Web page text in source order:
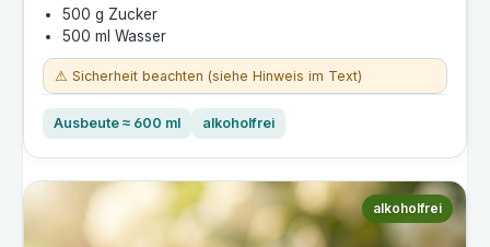
500 g Zucker
500 ml Wasser
⚠ Sicherheit beachten (siehe Hinweis im Text)
Ausbeute ≈ 600 ml alkoholfrei
alkoholfrei